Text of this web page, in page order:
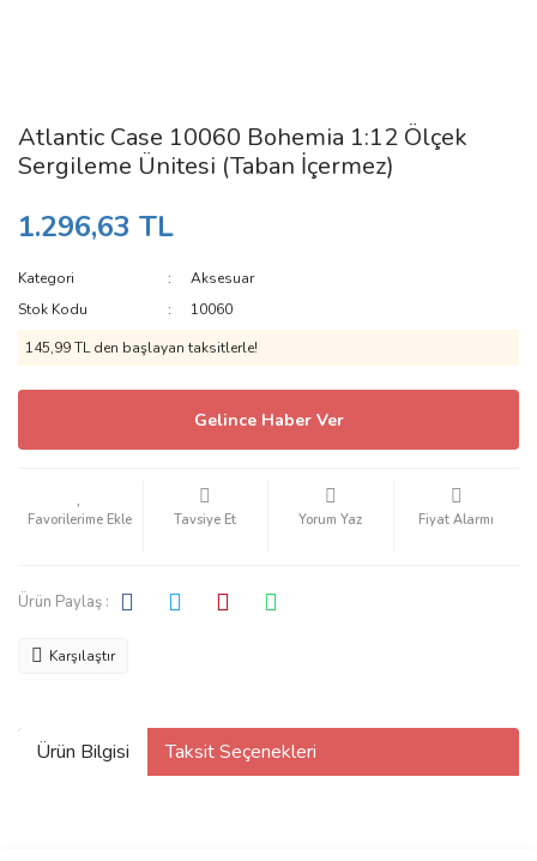
Atlantic Case 10060 Bohemia 1:12 Ölçek
Sergileme Ünitesi (Taban İçermez)
1.296,63 TL
Kategori
Aksesuar
Stok Kodu
10060
145,99 TL den başlayan taksitlerle!
Gelince Haber Ver
Tavsiye Et Yorum Yaz Fiyat Alarmı
Ürün Paylaş :
Karşılaştır
Ürün Bilgisi Taksit Seçenekleri